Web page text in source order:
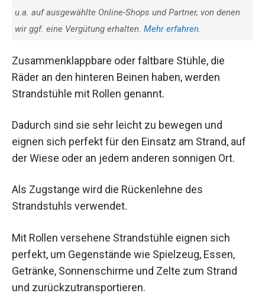
u.a. auf ausgewählte Online-Shops und Partner, von denen
wir ggf. eine Vergütung erhalten. Mehr erfahren.
Zusammenklappbare oder faltbare Stühle, die
Räder an den hinteren Beinen haben, werden
Strandstühle mit Rollen genannt.
Dadurch sind sie sehr leicht zu bewegen und
eignen sich perfekt für den Einsatz am Strand, auf
der Wiese oder an jedem anderen sonnigen Ort.
Als Zugstange wird die Rückenlehne des
Strandstuhls verwendet.
Mit Rollen versehene Strandstühle eignen sich
perfekt, um Gegenstände wie Spielzeug, Essen,
Getränke, Sonnenschirme und Zelte zum Strand
und zurückzutransportieren.